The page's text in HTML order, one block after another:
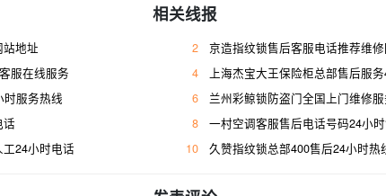
相关线报
地址 2
京造指纹锁售后客服电话推荐维
服在线服务 4
上海杰宝大王保险柜总部售后服务400人
时服务热线 6
兰州彩鲸锁防盗门全国上门维修
话 8
一村空调客服售后电话号码24小
24小时电话 10 久赞指纹锁总部400售后24小时热